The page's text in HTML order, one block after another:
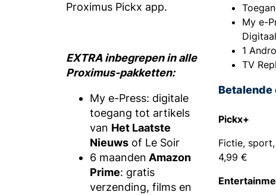
Proximus Pickx app.
EXTRA inbegrepen in alle
Proximus-pakketten:
My e-Press: digitale
toegang tot artikels
van Het Laatste
Nieuws of Le Soir
6 maanden Amazon
Prime: gratis
verzending, films en
My e-
1
TV
Betalende
Pickx+
Fictie,
4,99 €